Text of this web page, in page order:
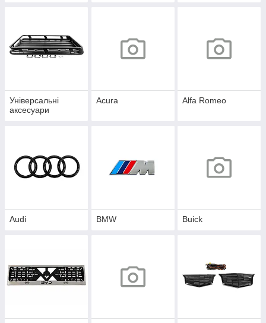
Універсальні
аксесуари
Acura Alfa Romeo
Audi BMW Buick